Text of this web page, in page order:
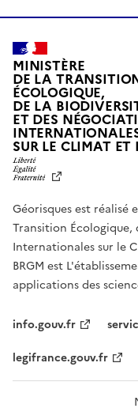
MINISTÈRE
DE LA
ÉCOLOGIQUE,
DE LA
ET DES
SUR LE CLIMAT
Géorisques est
Transition Écologique,
Internationales sur le
BRGM est
applications des
info.gouv.fr
legifrance.gouv.fr